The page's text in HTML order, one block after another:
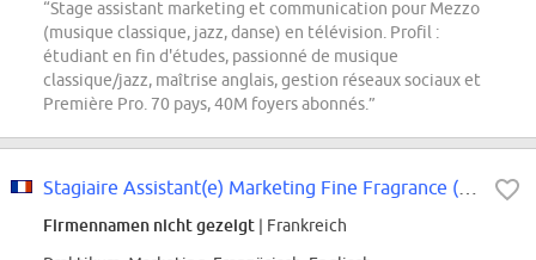
“Stage assistant marketing et communication pour Mezzo
(musique classique, jazz, danse) en télévision. Profil :
étudiant en fin d'études, passionné de musique
classique/jazz, maîtrise anglais, gestion réseaux sociaux et
Première Pro. 70 pays, 40M foyers abonnés.”
Firmennamen nicht gezeigt | Frankreich